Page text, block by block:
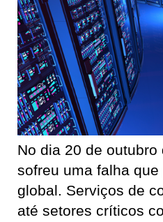
No dia 20 de
sofreu uma falha
global. Serviços de
até setores críticos